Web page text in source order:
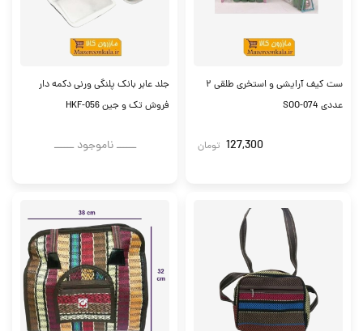
ست کیف آرایشی و استخری طلقی ۲
عددی SOO-074
127,300 تومان
جلد عابر بانک پلنگی ورنی دکمه دار
فروش تک و جین HKF-056
ــــــ ناموجود ــــــ